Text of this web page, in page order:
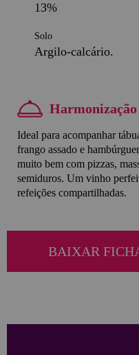
13%
Solo
Argilo-calcário.
Harmonização
Ideal para acompanhar
frango assado e
muito bem com pizzas,
semiduros. Um vinho
refeições compartilhadas.
BAIXAR